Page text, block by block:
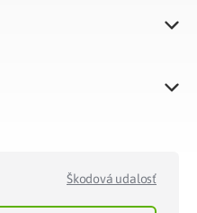
Škodová udalosť